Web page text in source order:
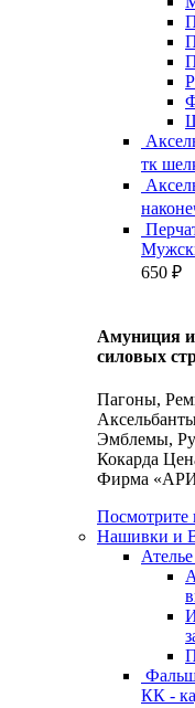
тк
650 ₽
Амуниция и
силовых
Пагоны,
Эмблемы,
Кокарда
Фирма «АРИ»
Нашивки и
КК -